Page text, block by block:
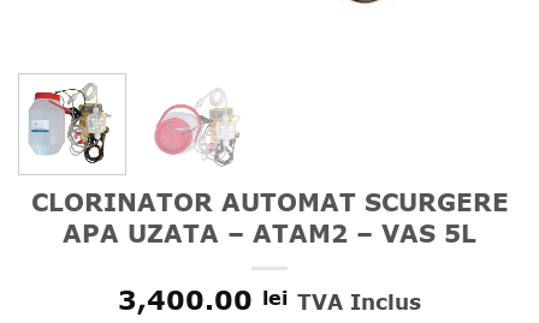
CLORINATOR AUTOMAT SCURGERE
APA UZATA – ATAM2 – VAS 5L
3,400.00 lei TVA Inclus